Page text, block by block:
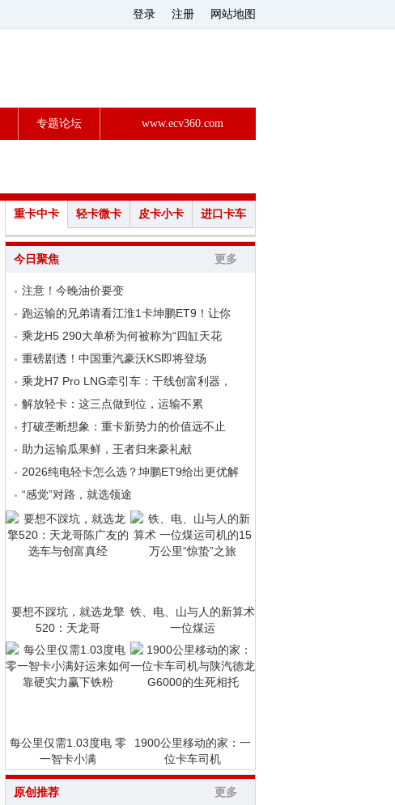
登录 注册 网站地图
专题论坛 www.ecv360.com
重卡中卡 轻卡微卡 皮卡小卡 进口卡车
今日聚焦 更多
注意！今晚油价要变
跑运输的兄弟请看江淮1卡坤鹏ET9！让你
乘龙H5 290大单桥为何被称为“四缸天花
重磅剧透！中国重汽豪沃KS即将登场
乘龙H7 Pro LNG牵引车：干线创富利器，
解放轻卡：这三点做到位，运输不累
打破垄断想象：重卡新势力的价值远不止
助力运输瓜果鲜，王者归来豪礼献
2026纯电轻卡怎么选？坤鹏ET9给出更优解
“感觉”对路，就选领途
要想不踩坑，就选龙擎
520：天龙哥
铁、电、山与人的新算术
一位煤运
每公里仅需1.03度电 零
一智卡小满
1900公里移动的家：一
位卡车司机
原创推荐 更多